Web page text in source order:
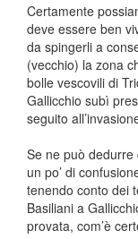
Certamente
deve essere ben
da spingerli a
(vecchio) la zona
bolle vescovili di
Gallicchio subì
seguito
Se ne può
un po’ di
tenendo conto dei
Basiliani a
provata, com’è